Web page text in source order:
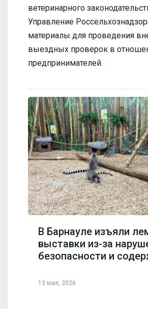
ветеринарного
Управление
материалы для проведения
выездных проверок в
предпринимателей.
В Барнауле изъяли
выставки из-за
безопасности и
13 мая, 2026